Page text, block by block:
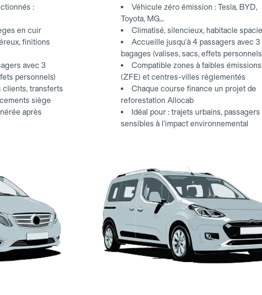
:
en cuir
finitions
avec 3
personnels)
clients, transferts
siège
après
Véhicule zéro émission : Tesla, BYD,
Toyota, MG...
Climatisé, silencieux, habitacle
Accueille jusqu'à 4 passagers avec 3
bagages (valises, sacs, effets
Compatible zones à faibles émissions
(ZFE) et centres-villes réglementés
Chaque course finance un projet de
reforestation Allocab
Idéal pour : trajets urbains, passagers
sensibles à l'impact environnemental